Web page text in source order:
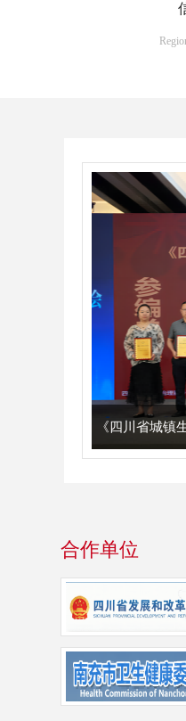
《四川省城镇
合作单位